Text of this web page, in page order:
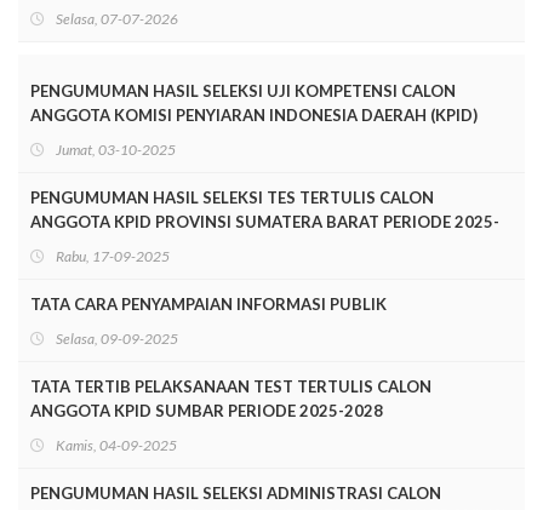
Selasa, 07-07-2026
PENGUMUMAN HASIL SELEKSI UJI KOMPETENSI CALON
ANGGOTA KOMISI PENYIARAN INDONESIA DAERAH (KPID)
PROVINSI SUMATERA BARAT PERIODE 2025-2028
Jumat, 03-10-2025
PENGUMUMAN HASIL SELEKSI TES TERTULIS CALON
ANGGOTA KPID PROVINSI SUMATERA BARAT PERIODE 2025-
2028
Rabu, 17-09-2025
TATA CARA PENYAMPAIAN INFORMASI PUBLIK
Selasa, 09-09-2025
TATA TERTIB PELAKSANAAN TEST TERTULIS CALON
ANGGOTA KPID SUMBAR PERIODE 2025-2028
Kamis, 04-09-2025
PENGUMUMAN HASIL SELEKSI ADMINISTRASI CALON